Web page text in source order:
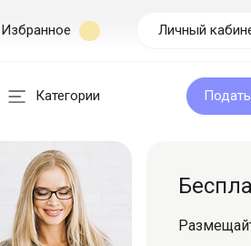
Избранное Личный
Категории